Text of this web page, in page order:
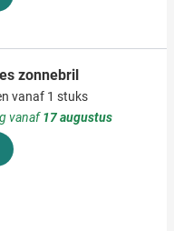
zonnebril
vanaf 1 stuks
vanaf17 augustus